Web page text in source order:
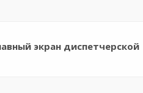
экран диспетчерской